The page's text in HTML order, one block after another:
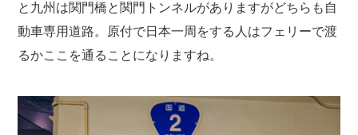
と九州は関門橋と関門トンネルがありますがどちらも自
動車専用道路。原付で日本一周をする人はフェリーで渡
るかここを通ることになりますね。